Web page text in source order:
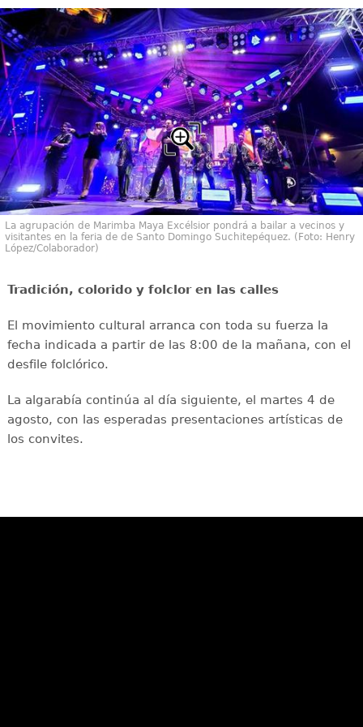
La agrupación de Marimba Maya Excélsior pondrá a bailar a vecinos y
visitantes en la feria de de Santo Domingo Suchitepéquez. (Foto: Henry
López/Colaborador)
Tradición, colorido y folclor en las calles
El movimiento cultural arranca con toda su fuerza la
fecha indicada a partir de las 8:00 de la mañana, con el
desfile folclórico.
La algarabía continúa al día siguiente, el martes 4 de
agosto, con las esperadas presentaciones artísticas de
los convites.